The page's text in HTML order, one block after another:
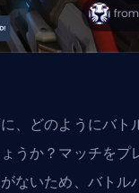
、どのようにバト
うか？マッチをプ
ないため、バトル